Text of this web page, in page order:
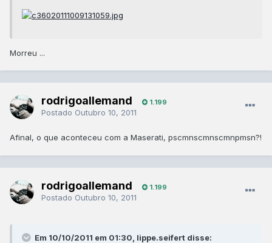
Morreu ...
rodrigoallemand 1.199
Postado Outubro 10, 2011
Afinal, o que aconteceu com a Maserati, pscmnscmnscmnpmsn?!
rodrigoallemand 1.199
Postado Outubro 10, 2011
Em 10/10/2011 em 01:30, lippe.seifert disse: